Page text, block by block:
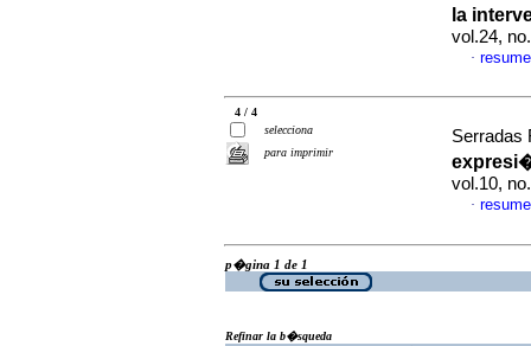
la
vol.24,
·
4 / 4
selecciona
para imprimir
Serradas
vol.10,
·
p�gina 1 de 1
Refinar la b�squeda